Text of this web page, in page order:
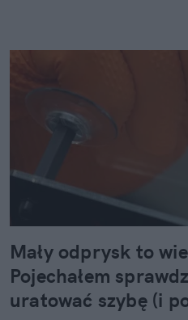
Mały odprysk to
Pojechałem
uratować szybę (i